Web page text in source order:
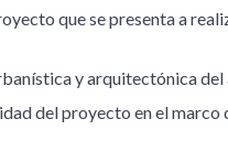
que se presenta a
y arquitectónica
del proyecto en el marco